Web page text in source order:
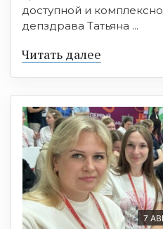
доступной и
депздрава Татьяна ...
Читать далее
7